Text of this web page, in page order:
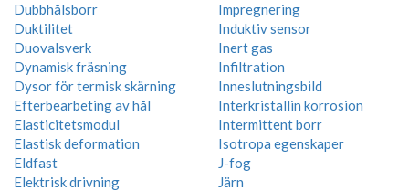
Dubbhålsborr
Duktilitet
Duovalsverk
Dynamisk fräsning
Dysor för termisk skärning
Efterbearbeting av hål
Elasticitetsmodul
Elastisk deformation
Eldfast
Elektrisk drivning
Impregnering
Induktiv sensor
Inert gas
Infiltration
Inneslutningsbild
Interkristallin korrosion
Intermittent borr
Isotropa egenskaper
J-fog
Järn